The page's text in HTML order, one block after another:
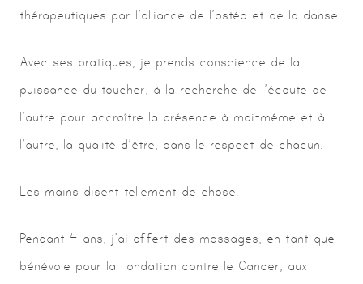
thérapeutiques par l’alliance de l’ostéo et de la danse.
Avec ses pratiques, je prends conscience de la
puissance du toucher, à la recherche de l’écoute de
l’autre pour accroître la présence à moi-même et à
l’autre, la qualité d’être, dans le respect de chacun.
Les mains disent tellement de chose.
Pendant 4 ans, j’ai offert des massages, en tant que
bénévole pour la Fondation contre le Cancer, aux